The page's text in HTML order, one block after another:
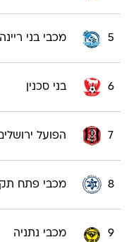
5 מכבי בני ריינה
6 בני סכנין
7 הפועל
8 מכבי פתח
9 מכבי נתניה